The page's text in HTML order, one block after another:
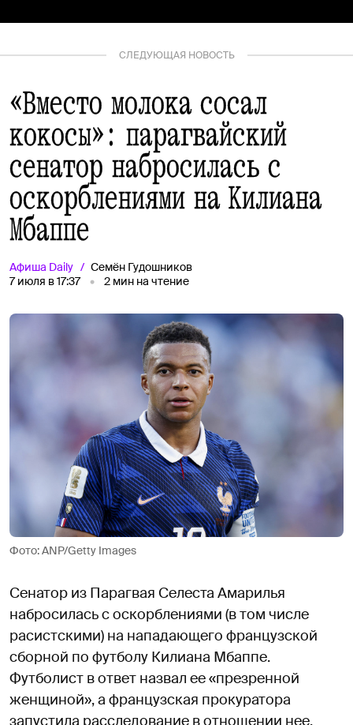
СЛЕДУЮЩАЯ НОВОСТЬ
«Вместо молока сосал
кокосы»: парагвайский
сенатор набросилась с
оскорблениями на Килиана
Мбаппе
Афиша Daily
Семён Гудошников
7 июля в 17:37
2 мин на чтение
Фото: ANP/Getty Images
Сенатор из Парагвая Селеста Амарилья
набросилась с оскорблениями (в том числе
расистскими) на нападающего французской
сборной по футболу Килиана Мбаппе.
Футболист в ответ назвал ее «презренной
женщиной», а французская прокуратора
запустила расследование в отношении нее.